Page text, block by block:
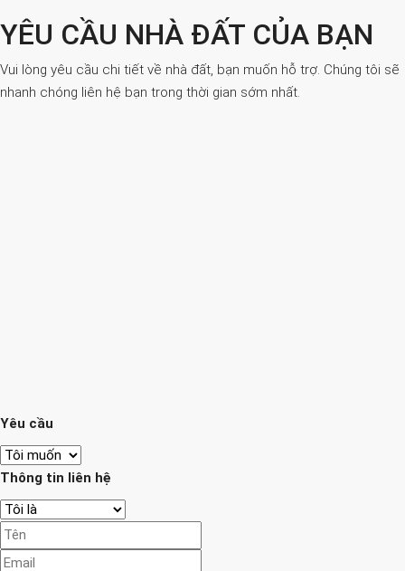
YÊU CẦU NHÀ ĐẤT CỦA BẠN
Vui lòng yêu cầu chi tiết về nhà đất, bạn muốn hỗ trợ. Chúng tôi sẽ
nhanh chóng liên hệ bạn trong thời gian sớm nhất.
Yêu cầu
Thông tin liên hệ